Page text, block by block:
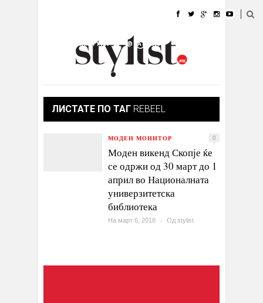
УБАВИНА
КУЛТУРА @РАБОТА
ИЗЛОГ
ЛИСТАТЕ ПО ТАГ REBEEL
МОДЕН МОНИТОР 0
Моден викенд Скопје ќе
се одржи од 30 март до 1
април во Националната
универзитетска
библиотека
На март 6, 2018 / Од stylist